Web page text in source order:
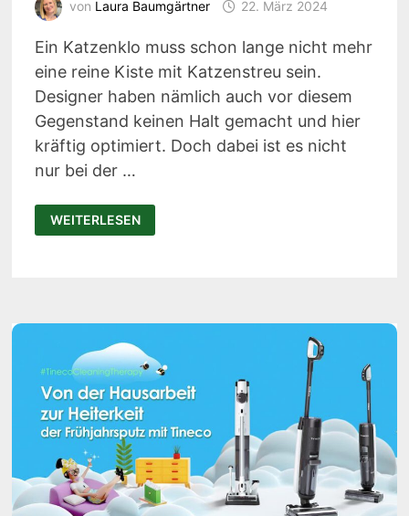
von Laura Baumgärtner 22. März 2024
Ein Katzenklo muss schon lange nicht mehr
eine reine Kiste mit Katzenstreu sein.
Designer haben nämlich auch vor diesem
Gegenstand keinen Halt gemacht und hier
kräftig optimiert. Doch dabei ist es nicht
nur bei der …
PAWBBY
P1
ULTRA:
RABATT
WEITERLESEN